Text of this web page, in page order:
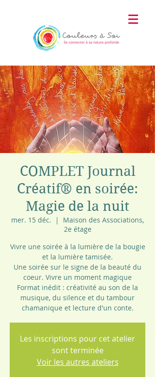
COMPLET Journal
Créatif® en soirée:
Magie de la nuit
mer. 15 déc.
  |
Maison des Associations,
2e étage
Vivre une soirée à la lumière de la bougie
et la lumière tamisée.
Une soirée sur le signe de la beauté du
coeur. Vivre un moment magique
Format inédit : créativité au son de la
musique, du silence et du tambour
chamanique et lecture d'un conte.
Les inscriptions pour cet atelier
sont terminée
Voir les autres ateliers